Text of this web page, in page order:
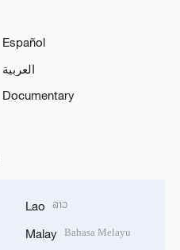
Español
العربية
Documentary
Lao ລາວ
Malay Bahasa Melayu